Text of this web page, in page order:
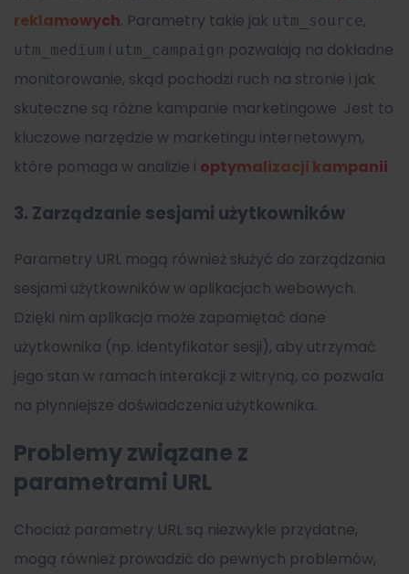
reklamowych. Parametry takie jak utm_source,
utm_medium i utm_campaign pozwalają na dokładne
monitorowanie, skąd pochodzi ruch na stronie i jak
skuteczne są różne kampanie marketingowe. Jest to
kluczowe narzędzie w marketingu internetowym,
które pomaga w analizie i optymalizacji kampanii.
3. Zarządzanie sesjami użytkowników
Parametry URL mogą również służyć do zarządzania
sesjami użytkowników w aplikacjach webowych.
Dzięki nim aplikacja może zapamiętać dane
użytkownika (np. identyfikator sesji), aby utrzymać
jego stan w ramach interakcji z witryną, co pozwala
na płynniejsze doświadczenia użytkownika.
Problemy związane z
parametrami URL
Chociaż parametry URL są niezwykle przydatne,
mogą również prowadzić do pewnych problemów,